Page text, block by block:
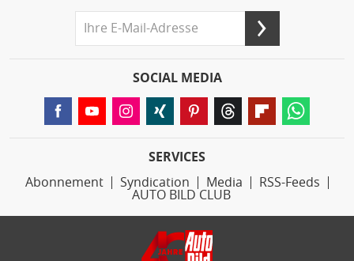
SOCIAL MEDIA
SERVICES
Abonnement
Syndication Media
RSS-Feeds
AUTO BILD CLUB